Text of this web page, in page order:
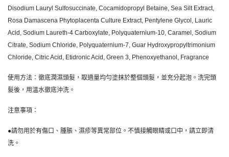
Disodium Lauryl Sulfosuccinate, Cocamidopropyl Betaine, Sea Silt Extract,
Rosa Damascena Phytoplacenta Culture Extract, Pentylene Glycol, Lauric
Acid, Sodium Laureth-4 Carboxylate, Polyquaternium-10, Caramel, Sodium
Citrate, Sodium Chloride, Polyquaternium-7, Guar Hydroxypropyltrimonium
Chloride, Citric Acid, Etidronic Acid, Green 3, Phenoxyethanol, Fragrance
使用方法：徹底潤濕頭髮，取適量均勻塗抹於整個頭髮，並充分起泡。洗完頭
髮後，用溫水徹底沖洗。
注意事項：
●請勿用於有傷口、腫脹、濕疹等異常部位。不慎接觸眼睛或口中，請立即清
洗。